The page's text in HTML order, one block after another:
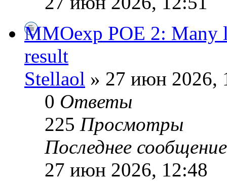
MMOexp POE 2: Many
result
Stellaol » 27 июн 2026,
0 Ответы
225 Просмотры
Последнее
27 июн 2026, 12:48